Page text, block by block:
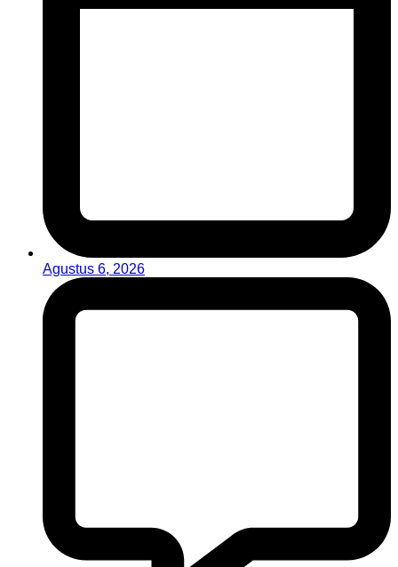
Agustus 6, 2026